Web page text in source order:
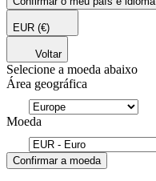
EUR (€)
Voltar
Selecione a moeda abaixo
Área geográfica
Moeda
Confirmar a moeda